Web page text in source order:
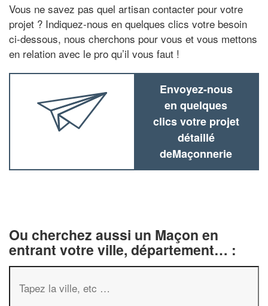
Vous ne savez pas quel artisan contacter pour votre
projet ? Indiquez-nous en quelques clics votre besoin
ci-dessous, nous cherchons pour vous et vous mettons
en relation avec le pro qu’il vous faut !
Envoyez-nous
en quelques
clics votre projet
détaillé
deMaçonnerie
Ou cherchez aussi un Maçon en
entrant votre ville, département… :